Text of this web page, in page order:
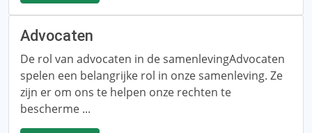
Advocaten
De rol van advocaten in de samenlevingAdvocaten
spelen een belangrijke rol in onze samenleving. Ze
zijn er om ons te helpen onze rechten te
bescherme ...